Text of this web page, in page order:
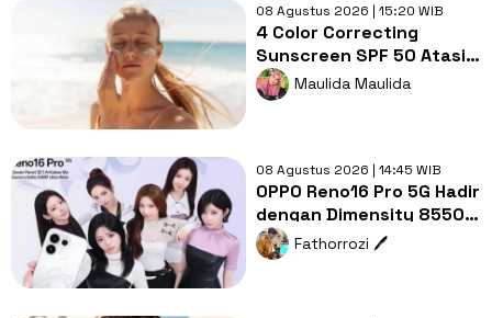
08 Agustus 2026 | 15:20 WIB
4 Color Correcting
Sunscreen SPF 50 Atasi
Redness & Dark Spot
saat Outdoor!
Maulida Maulida
08 Agustus 2026 | 14:45 WIB
OPPO Reno16 Pro 5G Hadir
dengan Dimensity 8550
SUPER, Seberapa
Menarik?
Fathorrozi 🖊️